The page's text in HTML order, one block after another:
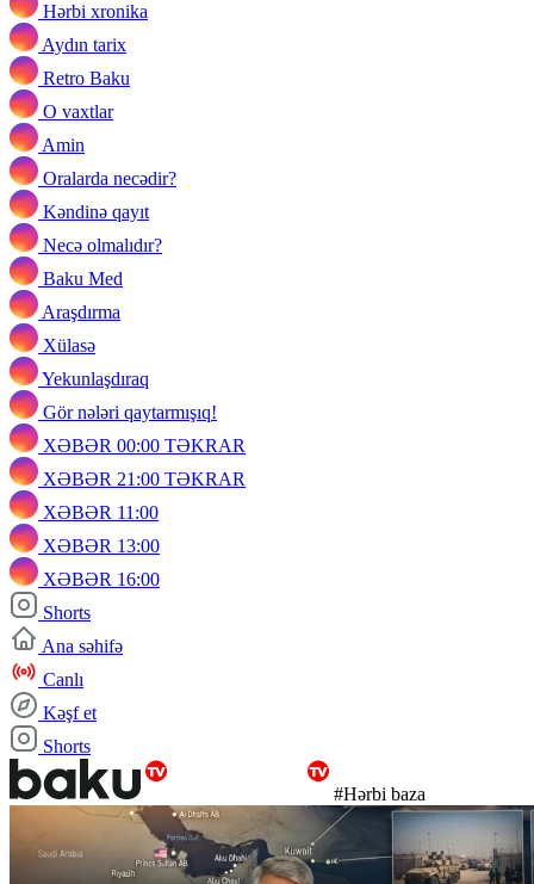
Hərbi xronika
Aydın tarix
Retro Baku
O vaxtlar
Amin
Oralarda necədir?
Kəndinə qayıt
Necə olmalıdır?
Baku Med
Araşdırma
Xülasə
Yekunlaşdıraq
Gör nələri qaytarmışıq!
XƏBƏR 00:00 TƏKRAR
XƏBƏR 21:00 TƏKRAR
XƏBƏR 11:00
XƏBƏR 13:00
XƏBƏR 16:00
Shorts
Ana səhifə
Canlı
Kəşf et
Shorts
#Hərbi baza